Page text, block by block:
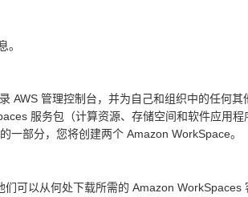
。
AWS 管理控制台，并为自己和组织中的任何
服务包（计算资源、存储空间和软件应用
一部分，您将创建两个 Amazon WorkSpace。
可以从何处下载所需的 Amazon